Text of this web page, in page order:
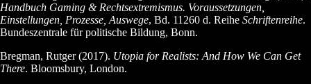
Handbuch Gaming & Rechtsextremismus. Voraussetzungen,
Einstellungen, Prozesse, Auswege, Bd. 11260 d. Reihe Schriftenreihe.
Bundeszentrale für politische Bildung, Bonn.
Bregman, Rutger (2017). Utopia for Realists: And How We Can Get
There. Bloomsbury, London.